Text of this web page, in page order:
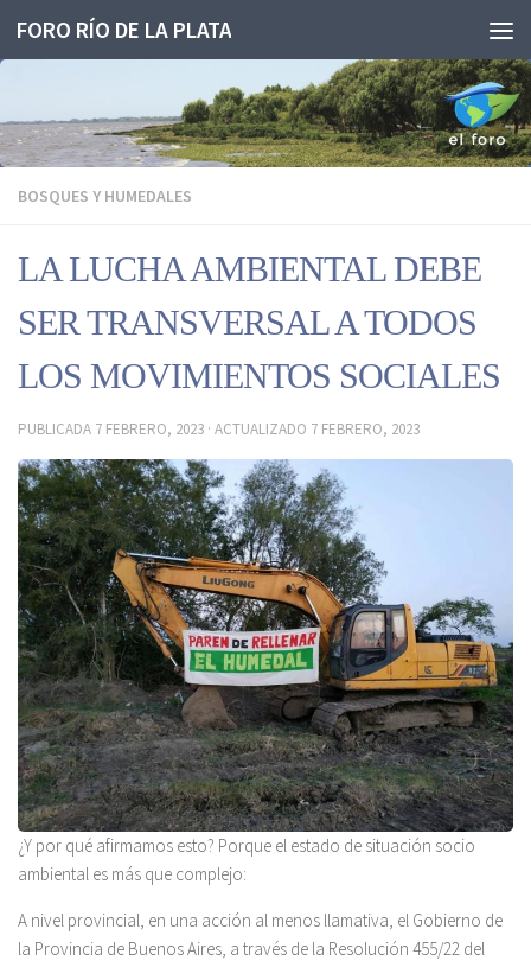
Saltar al contenido
FORO RÍO DE LA PLATA
BOSQUES Y HUMEDALES
LA LUCHA AMBIENTAL DEBE
SER TRANSVERSAL A TODOS
LOS MOVIMIENTOS SOCIALES
PUBLICADA 7 FEBRERO, 2023 · ACTUALIZADO 7 FEBRERO, 2023
¿Y por qué afirmamos esto? Porque el estado de situación socio
ambiental es más que complejo:
A nivel provincial, en una acción al menos llamativa, el Gobierno de
la Provincia de Buenos Aires, a través de la Resolución 455/22 del